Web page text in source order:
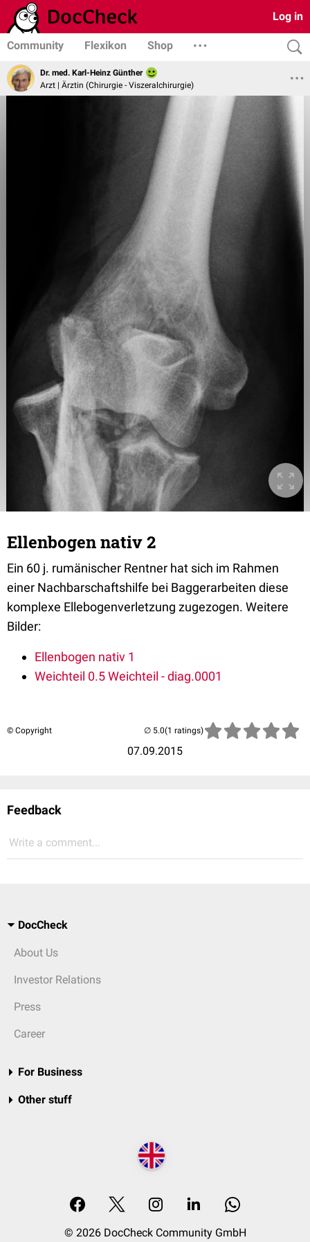
Log in
Community Flexikon Shop
Dr. med. Karl-Heinz Günther
Arzt | Ärztin (Chirurgie - Viszeralchirurgie)
Ellenbogen nativ 2
Ein 60 j. rumänischer Rentner hat sich im Rahmen
einer Nachbarschaftshilfe bei Baggerarbeiten diese
komplexe Ellebogenverletzung zugezogen. Weitere
Bilder:
Ellenbogen nativ 1
Weichteil 0.5 Weichteil - diag.0001
© Copyright
07.09.2015
(1 ratings)
Feedback
Write a comment...
DocCheck
About Us
Investor Relations
Press
Career
For Business
Other stuff
© 2026 DocCheck Community GmbH